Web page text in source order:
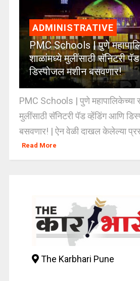
ADMINISTRATIVE
PMC Schools | पुणे
शाळांमध्ये मुलींसाठी सॅनिटरी
डिस्पोजल मशीन बसवणार!
PMC Schools | पुणे महापालिकेच्या
मुलींसाठी सॅनिटरी पॅड व्हेंडिंग आणि
बसवणार! | ऐन वेळी दाखल केलेल्या
Read More
The Karbhari Pune